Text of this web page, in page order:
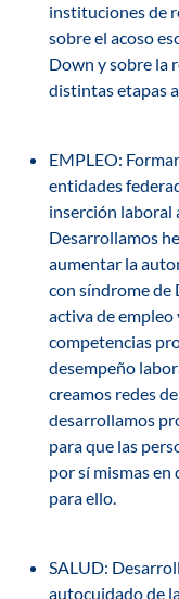
instituciones de
sobre el acoso
Down y sobre la
distintas etapas
EMPLEO:
entidades
inserción laboral
Desarrollamos
aumentar la
con síndrome de
activa de empleo
competencias
desempeño
creamos redes
desarrollamos
para que las
por sí mismas
para ello.
SALUD:
autocuidado de